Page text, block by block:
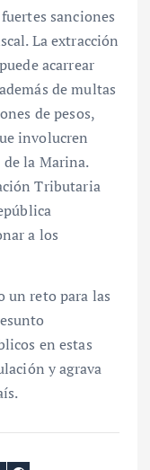
sanciones
La extracción
acarrear
de multas
de pesos,
involucren
la Marina.
Tributaria
a los
un reto para las
en estas
y agrava